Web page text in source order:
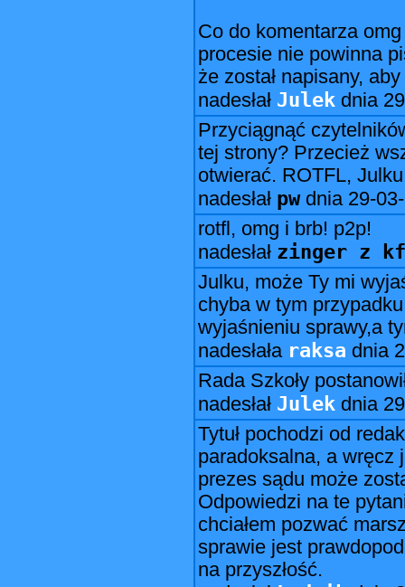
Co do komentarza
procesie nie powinna
że został napisany,
nadesłał Julek dnia
Przyciągnąć
tej strony? Przecież
otwierać. ROTFL,
nadesłał pwdnia 29-
rotfl, omg i brb! p2p!
nadesłał zinger z
Julku, może Ty mi
chyba w tym
wyjaśnieniu sprawy,a
nadesłała raksa dnia
Rada Szkoły
nadesłał Julek dnia
Tytuł pochodzi od
paradoksalna, a wręcz
prezes sądu może
Odpowiedzi na te
chciałem pozwać
sprawie jest
na przyszłość.